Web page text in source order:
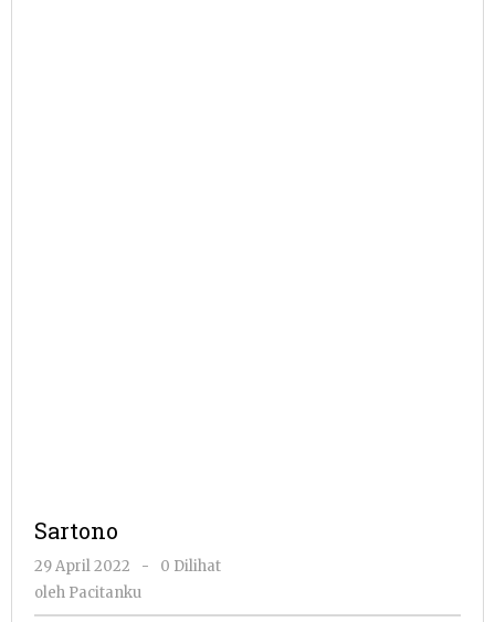
Sartono
29 April 2022
oleh
Pacitanku
-
0 Dilihat
oleh Pacitanku